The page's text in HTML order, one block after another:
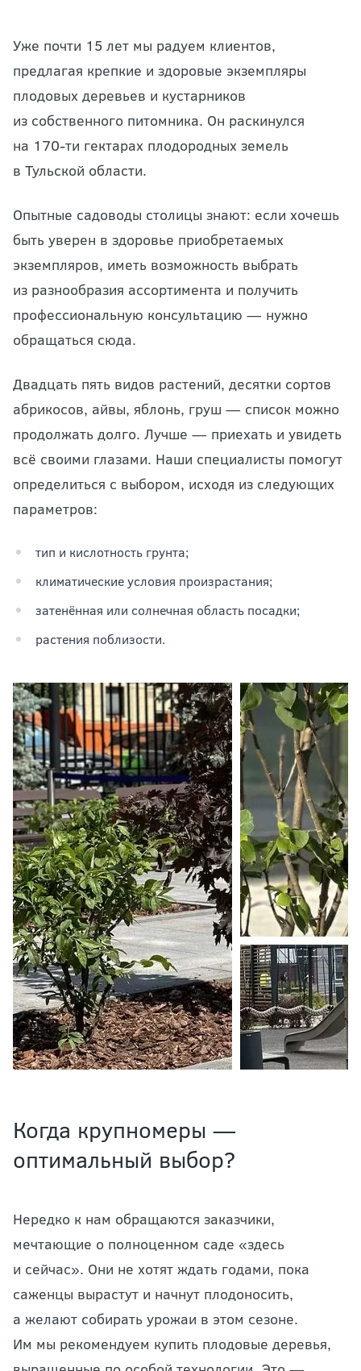
Уже почти 15 лет мы радуем клиентов,
предлагая крепкие и здоровые экземпляры
плодовых деревьев и кустарников
из собственного питомника. Он раскинулся
на 170-ти гектарах плодородных земель
в Тульской области.
Опытные садоводы столицы знают: если хочешь
быть уверен в здоровье приобретаемых
экземпляров, иметь возможность выбрать
из разнообразия ассортимента и получить
профессиональную консультацию — нужно
обращаться сюда.
Двадцать пять видов растений, десятки сортов
абрикосов, айвы, яблонь, груш — список можно
продолжать долго. Лучше — приехать и увидеть
всё своими глазами. Наши специалисты помогут
определиться с выбором, исходя из следующих
параметров:
тип и кислотность грунта;
климатические условия произрастания;
затенённая или солнечная область посадки;
растения поблизости.
Когда крупномеры —
оптимальный выбор?
Нередко к нам обращаются заказчики,
мечтающие о полноценном саде «здесь
и сейчас». Они не хотят ждать годами, пока
саженцы вырастут и начнут плодоносить,
а желают собирать урожаи в этом сезоне.
Им мы рекомендуем купить плодовые деревья,